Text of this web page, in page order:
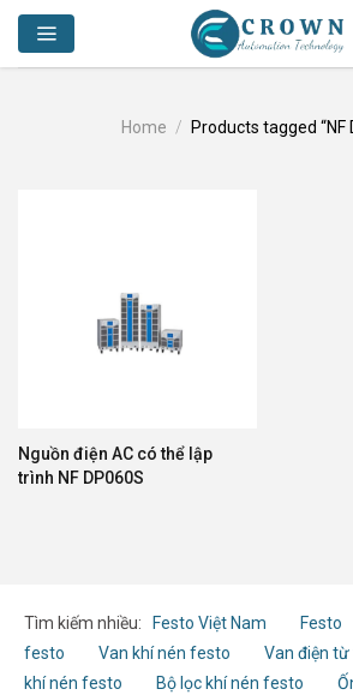
Skip
content
Home / Products tagged “NF
Nguồn điện AC có thể lập
trình NF DP060S
Tìm kiếm nhiều: Festo Việt Nam Festo
festo
Van khí nén festo Van điện
khí nén festo
Bộ lọc khí nén festo